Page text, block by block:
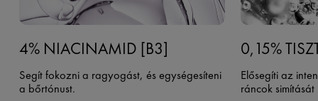
4% NIACINAMID [B3]
Segít fokozni a ragyogást, és egységesíteni
a bőrtónust.
0,15%
Elősegíti az
ráncok simítását